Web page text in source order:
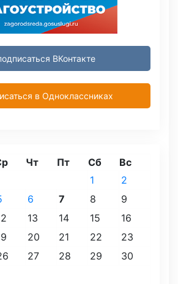
ВКонтакте
в Одноклассниках
Чт Пт Сб Вс
1
2
6 7 8
9
13 14 15
16
20 21 22
23
27 28 29
30